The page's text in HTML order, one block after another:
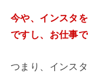
今や、インスタ
ですし、お仕事
つまり、インス